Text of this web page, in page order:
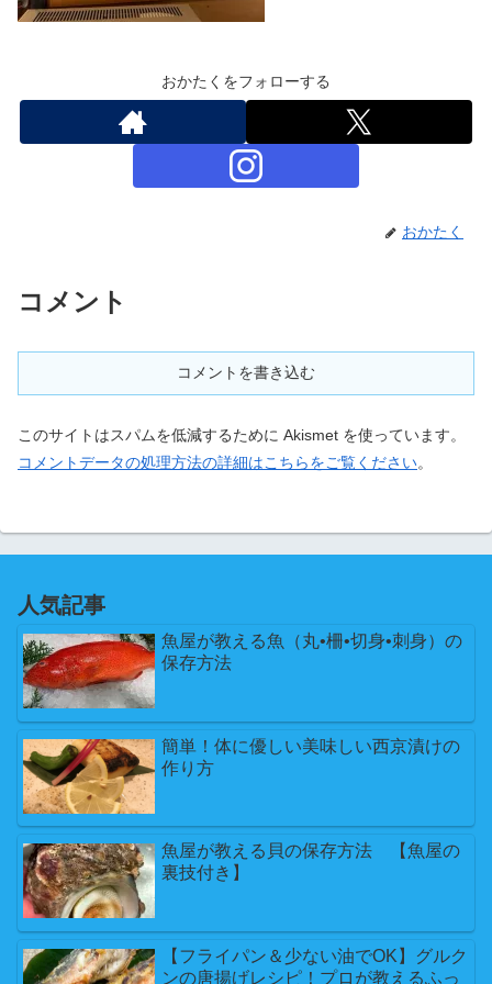
おかたくをフォローする
おかたく
コメント
コメントを書き込む
このサイトはスパムを低減するために Akismet を使っています。
コメントデータの処理方法の詳細はこちらをご覧ください。
人気記事
魚屋が教える魚（丸•柵•切身•刺身）の
保存方法
簡単！体に優しい美味しい西京漬けの
作り方
魚屋が教える貝の保存方法 【魚屋の
裏技付き】
【フライパン＆少ない油でOK】グルク
ンの唐揚げレシピ！プロが教えるふっ